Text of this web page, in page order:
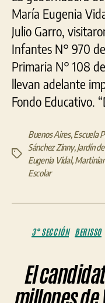
María Eugenia
Julio Garro,
Infantes N° 970
Primaria N° 108
llevan adelante
Fondo Educativo.
Etiquetas
Buenos Aires, Escuela
Sánchez Zinny, Jardín
Eugenia Vidal,
Escolar
3° SECCIÓN BERISSO
El